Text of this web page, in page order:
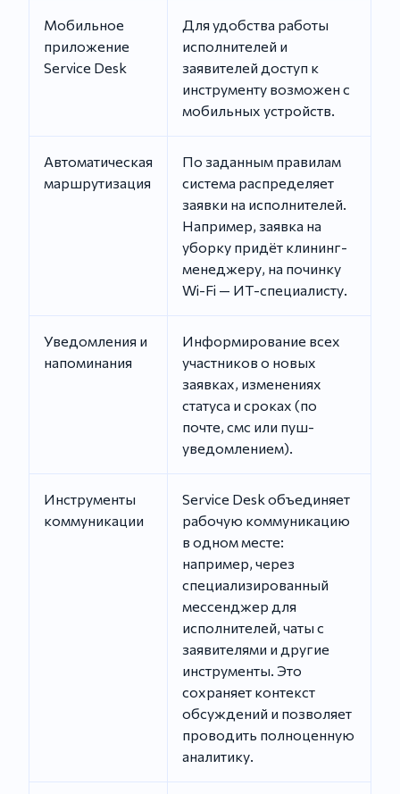
Мобильное
приложение
Service Desk
Для удобства работы
исполнителей и
заявителей доступ к
инструменту возможен с
мобильных устройств.
Автоматическая
маршрутизация
По заданным правилам
система распределяет
заявки на исполнителей.
Например, заявка на
уборку придёт клининг-
менеджеру, на починку
Wi-Fi — ИТ-специалисту.
Уведомления и
напоминания
Информирование всех
участников о новых
заявках, изменениях
статуса и сроках (по
почте, смс или пуш-
уведомлением).
Инструменты
коммуникации
Service Desk объединяет
рабочую коммуникацию
в одном месте:
например, через
специализированный
мессенджер для
исполнителей, чаты с
заявителями и другие
инструменты. Это
сохраняет контекст
обсуждений и позволяет
проводить полноценную
аналитику.